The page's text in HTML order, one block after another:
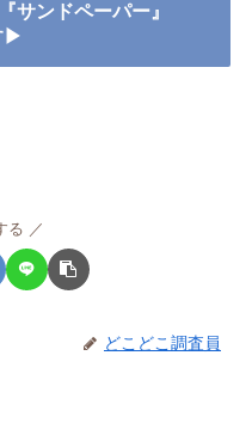
サンドペーパー』
▶
る
どこどこ調査員